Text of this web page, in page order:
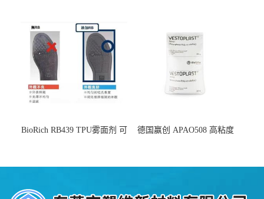
BioRich RB439 TPU雾面剂 可
德国赢创 APAO508 高粘度